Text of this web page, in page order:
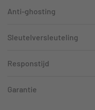
Anti-ghosting
Sleutelversleuteling
Responstijd
Garantie